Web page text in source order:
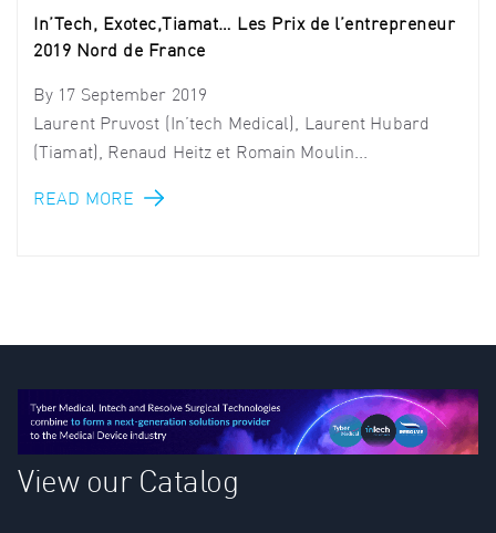
In’Tech, Exotec,Tiamat… Les Prix de l’entrepreneur
2019 Nord de France
By 17 September 2019
Laurent Pruvost (In’tech Medical), Laurent Hubard
(Tiamat), Renaud Heitz et Romain Moulin...
READ MORE
View our Catalog